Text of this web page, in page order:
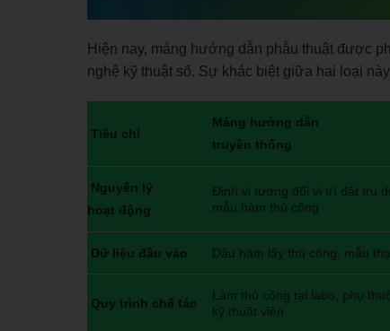
Hiện nay, máng hướng dẫn phẫu thuật được
nghệ kỹ thuật số. Sự khác biệt giữa hai loại
Tiêu chí
Máng hướng dẫn
truyền thống
Nguyên lý
hoạt động
Định vị tương đối vị trí đặt trụ
mẫu hàm thủ công
Dữ liệu đầu vào Dấu hàm lấy thủ công, mẫu
Quy trình chế tác
Làm thủ công tại labo, phụ
kỹ thuật viên